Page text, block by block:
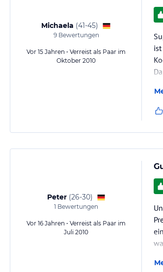
Michaela (41-45)
9Bewertungen
Vor 15 Jahren • Verreist als Paar im
Oktober 2010
Peter (26-30)
1 Bewertungen
Vor 16 Jahren • Verreist als Paar im
Juli 2010